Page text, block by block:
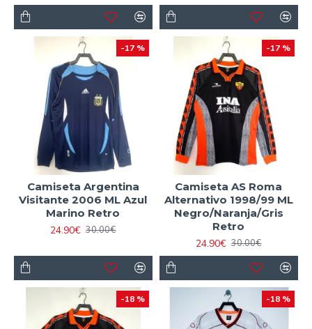
-17 %
Camiseta Argentina
Visitante 2006 ML Azul
Marino Retro
24.90€ 30.00€
-17 %
Camiseta AS Roma
Alternativo 1998/99 ML
Negro/Naranja/Gris
Retro
24.90€ 30.00€
-18 % -18 %